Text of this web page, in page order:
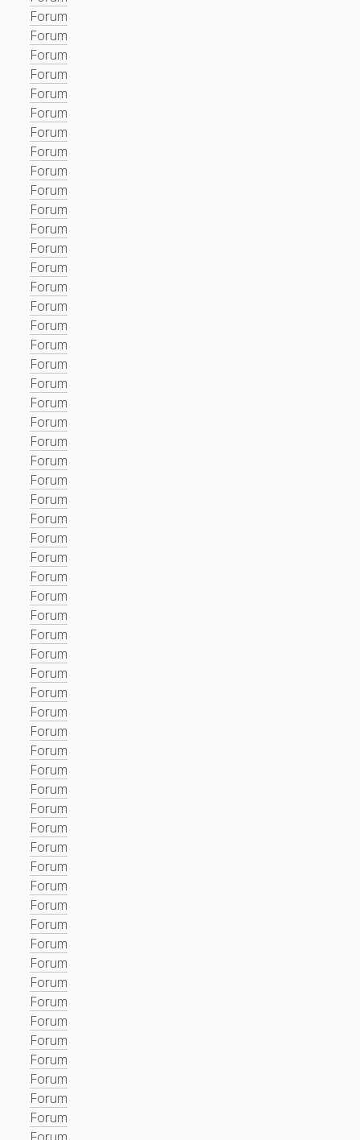
Forum
Forum
Forum
Forum
Forum
Forum
Forum
Forum
Forum
Forum
Forum
Forum
Forum
Forum
Forum
Forum
Forum
Forum
Forum
Forum
Forum
Forum
Forum
Forum
Forum
Forum
Forum
Forum
Forum
Forum
Forum
Forum
Forum
Forum
Forum
Forum
Forum
Forum
Forum
Forum
Forum
Forum
Forum
Forum
Forum
Forum
Forum
Forum
Forum
Forum
Forum
Forum
Forum
Forum
Forum
Forum
Forum
Forum